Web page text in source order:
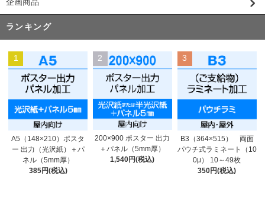
ランキング
1
A5（148×210）ポスタ
ー 出力（光沢紙）＋パ
ネル（5mm厚）
385円(税込)
2
200×900 ポスター 出力
＋パネル（5mm厚）
1,540円(税込)
3
B3（364×515） 両面
パウチ式ラミネート（10
0μ） 10～49枚
350円(税込)